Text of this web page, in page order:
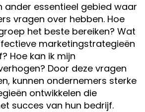
ander essentieel gebied waar
vragen over hebben. Hoe
het beste bereiken? Wat
marketingstrategieën
Hoe kan ik mijn
Door deze vragen
kunnen ondernemers sterke
ontwikkelen die
succes van hun bedrijf.